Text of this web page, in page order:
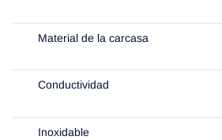
Material de la carcasa
Conductividad
Inoxidable